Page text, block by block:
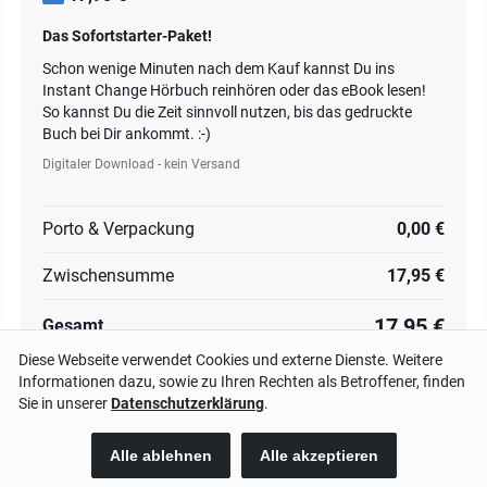
Das Sofortstarter-Paket!
Schon wenige Minuten nach dem Kauf kannst Du ins
Instant Change Hörbuch reinhören oder das eBook lesen!
So kannst Du die Zeit sinnvoll nutzen, bis das gedruckte
Buch bei Dir ankommt. :-)
Digitaler Download - kein Versand
Porto & Verpackung 0,00 €
Zwischensumme 17,95 €
Gesamt 17,95 €